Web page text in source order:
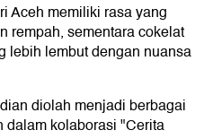
Aceh memiliki rasa yang
rempah, sementara cokelat
lebih lembut dengan nuansa
diolah menjadi berbagai
dalam kolaborasi "Cerita